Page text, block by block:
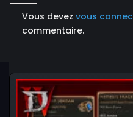
Vous devez vous
commentaire.